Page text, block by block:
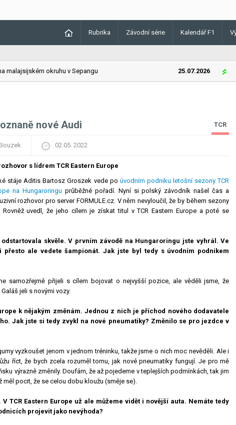
Rubrika Závodní série Kalendář F1
okruhu v Sepangu 25.07.2026
nové Audi TCR
02.05. 2022
s lídrem TCR Eastern Europe
stáje Aditis Bartosz Groszek vede po úvodním podniku letošní sezony TCR
na Hungaroringu průběžné pořadí. Nyní si polský závodník našel čas a
rozhovor pro server FORMULE.cz. V něm nevyloučil, že by během sezony
uvedl, že jeho cílem je získat titul v TCR Eastern Europe a poté se
odstartovala skvěle. V prvním závodě na Hungaroringu jste vyhrál. Ve
ale vedete šampionát. Jak jste byl tedy s úvodním podnikem
samozřejmě přijeli s cílem bojovat o nejvyšší pozice, ale věděli jsme, že
jeli s novými vozy.
k nějakým změnám. Jednou z nich je příchod nového dodavatele
Jak jste si tedy zvykl na nové pneumatiky? Změnilo se pro jezdce v
vyzkoušet jenom v jednom tréninku, takže jsme o nich moc nevěděli. Ale i
říct, že bych zcela rozuměl tomu, jak nové pneumatiky fungují. Je pro mě
výrazně změnily. Doufám, že až pojedeme v teplejších podmínkách, tak jim
pocit, že se celou dobu kloužu (směje se).
TCR Eastern Europe už ale můžeme vidět i novější auta. Nemáte tedy
projevit jako nevýhoda?